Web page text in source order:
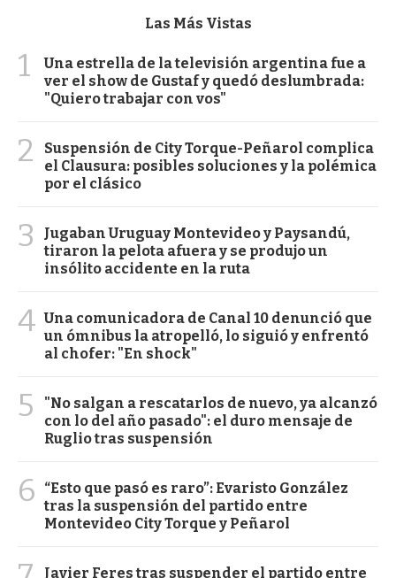
Las Más Vistas
1
Una estrella de la televisión argentina fue a
ver el show de Gustaf y quedó deslumbrada:
"Quiero trabajar con vos"
2
Suspensión de City Torque-Peñarol complica
el Clausura: posibles soluciones y la polémica
por el clásico
3
Jugaban Uruguay Montevideo y Paysandú,
tiraron la pelota afuera y se produjo un
insólito accidente en la ruta
4 Una comunicadora de Canal 10 denunció que
un ómnibus la atropelló, lo siguió y enfrentó
al chofer: "En shock"
5
"No salgan a rescatarlos de nuevo, ya alcanzó
con lo del año pasado": el duro mensaje de
Ruglio tras suspensión
6
“Esto que pasó es raro”: Evaristo González
tras la suspensión del partido entre
Montevideo City Torque y Peñarol
Javier Feres tras suspender el partido entre